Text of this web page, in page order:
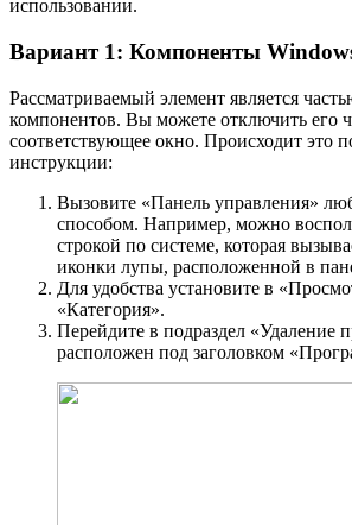
использовании.
Вариант 1: Компоненты
Рассматриваемый элемент является
компонентов. Вы можете отключить его
соответствующее окно. Происходит это
инструкции:
Вызовите «Панель управления»
способом. Например, можно
строкой по системе, которая
иконки лупы, расположенной в
Для удобства установите в
«Категория».
Перейдите в подраздел «Удаление
расположен под заголовком